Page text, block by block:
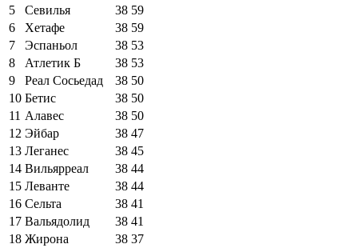
5
Севилья 38 59
6
Хетафе 38 59
7
Эспаньол 38 53
8
Атлетик Б 38 53
9
Реал Сосьедад 38 50
10 Бетис 38 50
11 Алавес 38 50
12 Эйбар 38 47
13 Леганес 38 45
14 Вильярреал 38 44
15 Леванте 38 44
16 Сельта 38 41
17 Вальядолид 38 41
18 Жирона 38 37